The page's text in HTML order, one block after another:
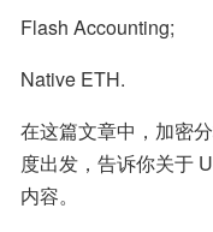
Flash Accounting;
Native ETH.
在这篇文章中，加密
度出发，告诉你关于
内容。